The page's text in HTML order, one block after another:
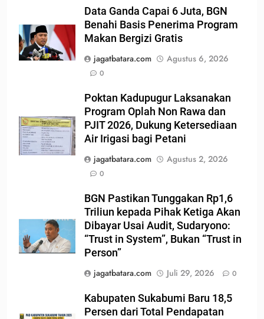
Data Ganda Capai 6 Juta, BGN
Benahi Basis Penerima Program
Makan Bergizi Gratis
jagatbatara.com
Agustus 6, 2026
0
Poktan Kadupugur Laksanakan
Program Oplah Non Rawa dan
PJIT 2026, Dukung Ketersediaan
Air Irigasi bagi Petani
jagatbatara.com
Agustus 2, 2026
0
BGN Pastikan Tunggakan Rp1,6
Triliun kepada Pihak Ketiga Akan
Dibayar Usai Audit, Sudaryono:
“Trust in System”, Bukan “Trust in
Person”
jagatbatara.com
Juli 29, 2026 0
Kabupaten Sukabumi Baru 18,5
Persen dari Total Pendapatan